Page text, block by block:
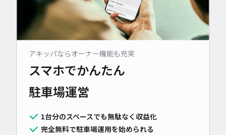
アキッパならオーナー機能も充実
スマホでかんたん
駐車場運営
1台分のスペースでも無駄なく収益化
完全無料で駐車場運用を始められる